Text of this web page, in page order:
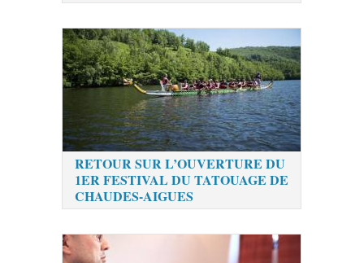
RETOUR SUR L’OUVERTURE DU
1ER FESTIVAL DU TATOUAGE DE
CHAUDES-AIGUES